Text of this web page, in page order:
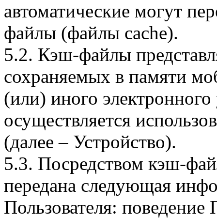
автоматические могут
файлы (файлы cache).
5.2. Кэш-файлы
сохраняемых в памяти
(или) иного электронного
осуществляется
(далее – Устройство).
5.3. Посредством кэш-
передана следующая
Пользователя: